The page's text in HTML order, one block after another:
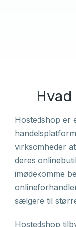
Hostedshop er
virksomheder
deres
imødekomme
sælgere til
Hostedshop